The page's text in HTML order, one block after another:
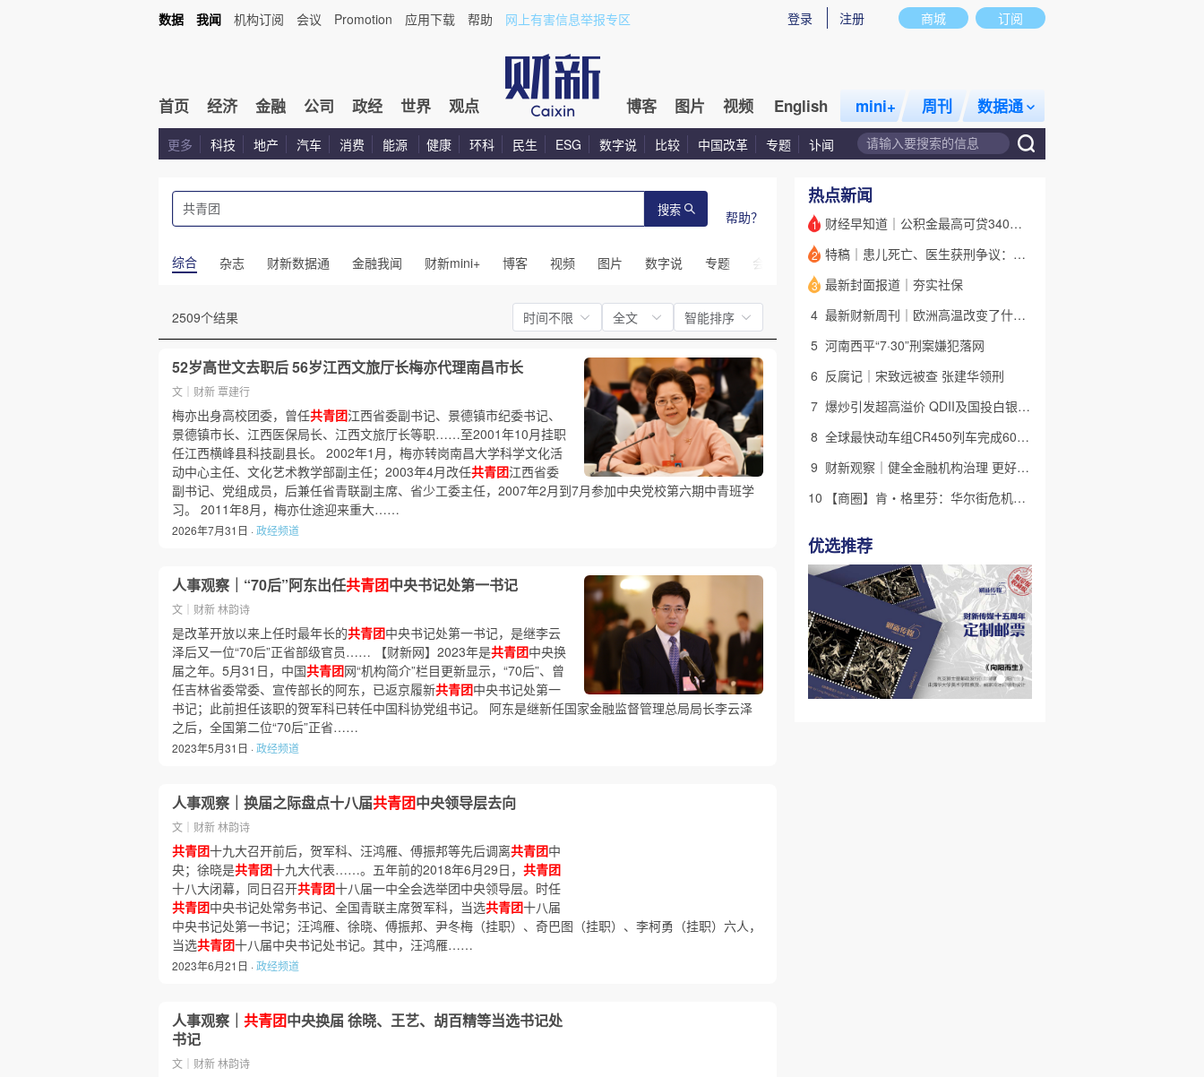
商城 订阅
登录 注册
数据 我闻 机构订阅 会议 Promotion 应用下载 帮助 网上有害信息举报专区
首页 经济 金融 公司 政经 世界 观点 博客 图片 视频 English mini+ 周刊 数据通
更多 科技 地产 汽车 消费 能源 健康 环科 民生 ESG 数字说 比较 中国改革 专题 讣闻
搜索 帮助？
综合 杂志 财新数据通 金融我闻 财新mini+ 博客 视频 图片 数字说 专题 会议 话题 特别呈现 私房课
2509个结果 时间不限 全文 智能排序
52岁高世文去职后 56岁江西文旅厅长梅亦代理南昌市长
文｜财新 覃建行
梅亦出身高校团委，曾任共青团江西省委副书记、景德镇市纪委书记、
景德镇市长、江西医保局长、江西文旅厅长等职……至2001年10月挂职
任江西横峰县科技副县长。 2002年1月，梅亦转岗南昌大学科学文化活
动中心主任、文化艺术教学部副主任；2003年4月改任共青团江西省委
副书记、党组成员，后兼任省青联副主席、省少工委主任，2007年2月到7月参加中央党校第六期中青班学
习。 2011年8月，梅亦仕途迎来重大……
2026年7月31日 ·政经频道
人事观察｜“70后”阿东出任共青团中央书记处第一书记
文｜财新 林韵诗
是改革开放以来上任时最年长的共青团中央书记处第一书记，是继李云
泽后又一位“70后”正省部级官员…… 【财新网】2023年是共青团中央换
届之年。5月31日，中国共青团网“机构简介”栏目更新显示，“70后”、曾
任吉林省委常委、宣传部长的阿东，已返京履新共青团中央书记处第一
书记；此前担任该职的贺军科已转任中国科协党组书记。 阿东是继新任国家金融监督管理总局局长李云泽
之后，全国第二位“70后”正省……
2023年5月31日 ·政经频道
人事观察｜换届之际盘点十八届共青团中央领导层去向
文｜财新 林韵诗
共青团十九大召开前后，贺军科、汪鸿雁、傅振邦等先后调离共青团中
央；徐晓是共青团十九大代表……。五年前的2018年6月29日， 共青团
十八大闭幕，同日召开共青团十八届一中全会选举团中央领导层。时任
共青团中央书记处常务书记、全国青联主席贺军科，当选共青团十八届
中央书记处第一书记；汪鸿雁、徐晓、傅振邦、尹冬梅（挂职）、奇巴图（挂职）、李柯勇（挂职）六人，
当选共青团十八届中央书记处书记。其中，汪鸿雁……
2023年6月21日 ·政经频道
人事观察｜ 共青团中央换届 徐晓、王艺、胡百精等当选书记处
书记
文｜财新 林韵诗
热点新闻
1 财经早知道｜公积金最高可贷340万元，北京楼市新政超预期
2 特稿｜患儿死亡、医生获刑争议：韩杰案的“罪与罚”
3 最新封面报道｜夯实社保
4
最新财新周刊｜欧洲高温改变了什么？
5 河南西平“7·30”刑案嫌犯落网
6 反腐记｜宋致远被查 张建华领刑
7
爆炒引发超高溢价 QDII及国投白银LOF明确被退市
8
全球最快动车组CR450列车完成60万公里运用考核
9
财新观察｜健全金融机构治理 更好服务高质量发展
10
【商圈】肯・格里芬：华尔街危机猎手再下一城
优选推荐